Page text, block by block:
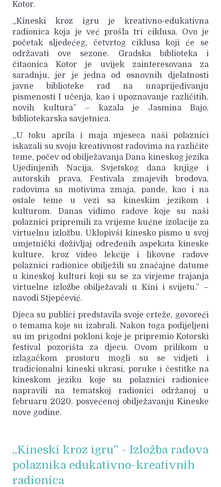
Kotor.
,,Kineski kroz igru je kreativno-edukativna
radionica koja je već prošla tri ciklusa. Ovo je
početak sljedećeg, četvrtog ciklusa koji će se
održavati ove sezone. Gradska biblioteka i
čitaonica Kotor je uvijek zainteresovana za
saradnju, jer je jedna od osnovnih djelatnosti
javne biblioteke rad na unaprijeđivanju
pismenosti I učenja, kao i upoznavanje različitih,
novih kultura” – kazala je Jasmina Bajo,
bibliotekarska savjetnica.
,,U toku aprila i maja mjeseca naši polaznici
iskazali su svoju kreativnost radovima na različite
teme, počev od obilježavanja Dana kineskog jezika
Ujedinjenih Nacija, Svjetskog dana knjige i
autorskih prava, Festivala zmajevih brodova,
radovima sa motivima zmaja, pande, kao i na
ostale teme u vezi sa kineskim jezikom i
kulturom. Danas vidimo radove koje su naši
polaznici pripremili za vrijeme kućne izolacije za
virtuelnu izložbu. Uklopivši kinesko pismo u svoj
umjetnički doživljaj određenih aspekata kineske
kulture, kroz video lekcije i likovne radove
polaznici radionice obilježili su značajne datume
u kineskoj kulturi koji su se za virjeme trajanja
virtuelne izložbe obilježavali u Kini i svijetu.” –
navodi Stjepčević.
Djeca su publici predstavila svoje crteže, govoreći
o temama koje su izabrali. Nakon toga podijeljeni
su im prigodni pokloni koje je pripremio Kotorski
festival pozorišta za djecu. Ovom prilikom u
izlagačkom prostoru mogli su se vidjeti i
tradicionalni kineski ukrasi, poruke i čestitke na
kineskom jeziku koje su polaznici radionice
napravili na tematskoj radionici održanoj u
februaru 2020. posvećenoj obilježavanju Kineske
nove godine.
,,Kineski kroz igru'' - Izložba radova
polaznika edukativno-kreativnih
radionica